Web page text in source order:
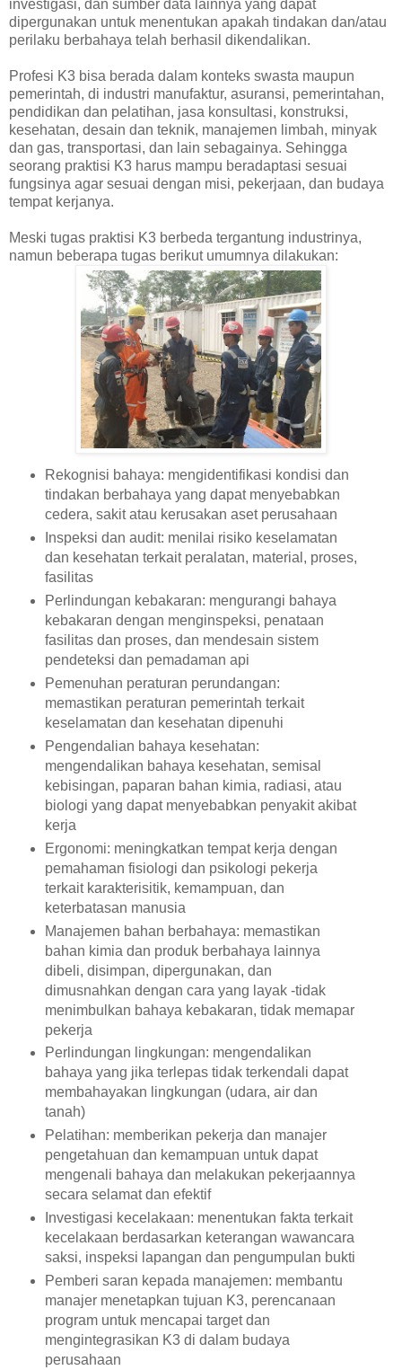
investigasi, dan sumber data lainnya yang dapat
dipergunakan untuk menentukan apakah tindakan dan/atau
perilaku berbahaya telah berhasil dikendalikan.
Profesi K3 bisa berada dalam konteks swasta maupun
pemerintah, di industri manufaktur, asuransi, pemerintahan,
pendidikan dan pelatihan, jasa konsultasi, konstruksi,
kesehatan, desain dan teknik, manajemen limbah, minyak
dan gas, transportasi, dan lain sebagainya. Sehingga
seorang praktisi K3 harus mampu beradaptasi sesuai
fungsinya agar sesuai dengan misi, pekerjaan, dan budaya
tempat kerjanya.
Meski tugas praktisi K3 berbeda tergantung industrinya,
namun beberapa tugas berikut umumnya dilakukan:
Rekognisi bahaya: mengidentifikasi kondisi dan
tindakan berbahaya yang dapat menyebabkan
cedera, sakit atau kerusakan aset perusahaan
Inspeksi dan audit: menilai risiko keselamatan
dan kesehatan terkait peralatan, material, proses,
fasilitas
Perlindungan kebakaran: mengurangi bahaya
kebakaran dengan menginspeksi, penataan
fasilitas dan proses, dan mendesain sistem
pendeteksi dan pemadaman api
Pemenuhan peraturan perundangan:
memastikan peraturan pemerintah terkait
keselamatan dan kesehatan dipenuhi
Pengendalian bahaya kesehatan:
mengendalikan bahaya kesehatan, semisal
kebisingan, paparan bahan kimia, radiasi, atau
biologi yang dapat menyebabkan penyakit akibat
kerja
Ergonomi: meningkatkan tempat kerja dengan
pemahaman fisiologi dan psikologi pekerja
terkait karakterisitik, kemampuan, dan
keterbatasan manusia
Manajemen bahan berbahaya: memastikan
bahan kimia dan produk berbahaya lainnya
dibeli, disimpan, dipergunakan, dan
dimusnahkan dengan cara yang layak -tidak
menimbulkan bahaya kebakaran, tidak memapar
pekerja
Perlindungan lingkungan: mengendalikan
bahaya yang jika terlepas tidak terkendali dapat
membahayakan lingkungan (udara, air dan
tanah)
Pelatihan: memberikan pekerja dan manajer
pengetahuan dan kemampuan untuk dapat
mengenali bahaya dan melakukan pekerjaannya
secara selamat dan efektif
Investigasi kecelakaan: menentukan fakta terkait
kecelakaan berdasarkan keterangan wawancara
saksi, inspeksi lapangan dan pengumpulan bukti
Pemberi saran kepada manajemen: membantu
manajer menetapkan tujuan K3, perencanaan
program untuk mencapai target dan
mengintegrasikan K3 di dalam budaya
perusahaan